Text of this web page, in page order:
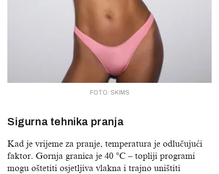
FOTO: SKIMS
Sigurna tehnika pranja
Kad je vrijeme za pranje, temperatura je odlučujući
faktor. Gornja granica je 40 °C – topliji programi
mogu oštetiti osjetljiva vlakna i trajno uništiti